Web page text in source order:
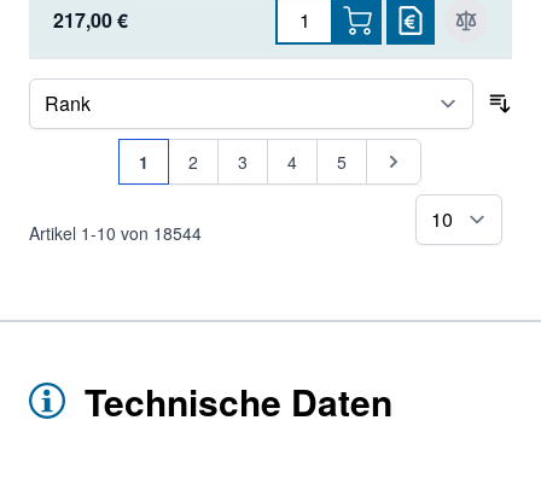
217,00 €
Artikel 1-10 von 18544
Seite
Sie lesen gerade Seite
1 Seite
2 Seite
3 Seite
4 Seite
5 Seite
Technische Daten